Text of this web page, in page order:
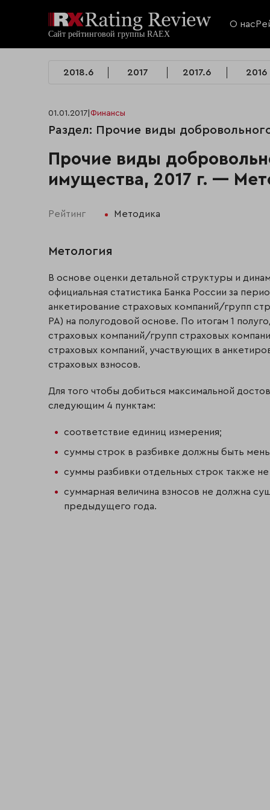
О нас
2018.6 2017 2017.6 2016
01.01.2017 Финансы
Раздел: Прочие виды
Прочие виды
имущества, 2017 г. —
Рейтинг Методика
Метология
В основе оценки детальной структуры и
официальная статистика Банка России за
анкетирование страховых компаний/групп
РА) на полугодовой основе. По итогам 1
страховых компаний/групп страховых
страховых компаний, участвующих в
страховых взносов.
Для того чтобы добиться максимальной
следующим 4 пунктам:
соответствие единиц измерения;
суммы строк в разбивке должны быть
суммы разбивки отдельных строк также
суммарная величина взносов не должна
предыдущего года.